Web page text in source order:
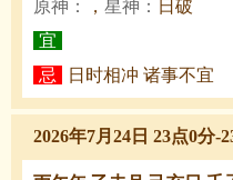
原神：
， 星神： 日破
宜
忌
日时相冲 诸事不宜
2026年7月24日 23点0分-